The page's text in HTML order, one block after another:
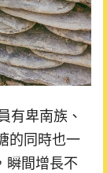
有卑南族、
的同時也一
瞬間增長不